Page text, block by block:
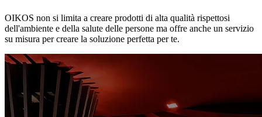
OIKOS non si limita a creare prodotti di alta qualità rispettosi
dell'ambiente e della salute delle persone ma offre anche un servizio
su misura per creare la soluzione perfetta per te.